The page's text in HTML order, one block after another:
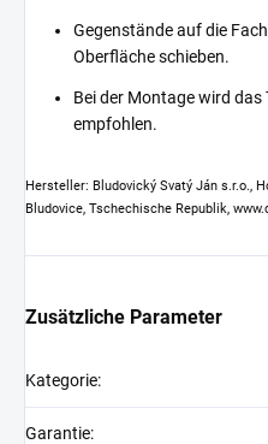
Gegenstände auf die
Oberfläche schieben.
Bei der Montage wird
empfohlen.
Hersteller: Bludovický Svatý Ján s.r.o.,
Bludovice, Tschechische Republik,
Zusätzliche Parameter
Kategorie:
Garantie: